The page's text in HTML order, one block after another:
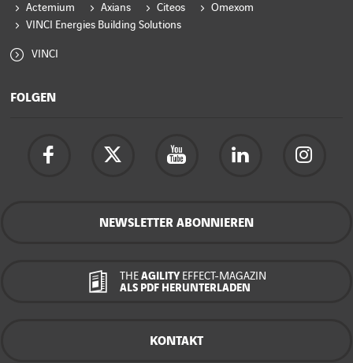
Actemium Axians Citeos
Omexom
VINCI Energies Building Solutions
VINCI
FOLGEN
NEWSLETTER ABONNIEREN
THE AGILITY EFFECT-MAGAZIN
ALS PDF HERUNTERLADEN
KONTAKT